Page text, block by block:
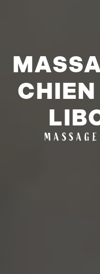
CHIEN